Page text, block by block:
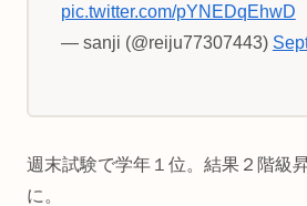
pic.twitter.com/pYNEDqEhwD
— sanji (@reiju77307443)
週末試験で学年１位。結果２階級
に。